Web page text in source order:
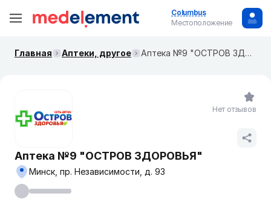
Columbus
Местоположение
Главная Аптеки, другое Аптека №9 "ОСТРОВ ЗДОРОВЬЯ"
Аптека №9 "ОСТРОВ ЗДОРОВЬЯ"
Минск, пр. Независимости, д. 93
Нет отзывов